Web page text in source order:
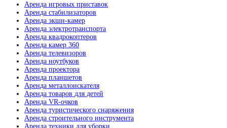
Аренда игровых приставок
Аренда стабилизаторов
Аренда экшн-камер
Аренда электротранспорта
Аренда квадрокоптеров
Аренда камер 360
Аренда телевизоров
Аренда ноутбуков
Аренда проектора
Аренда планшетов
Аренда металлоискателя
Аренда товаров для детей
Аренда VR-очков
Аренда туристического снаряжения
Аренда строительного инструмента
Аренда техники для уборки